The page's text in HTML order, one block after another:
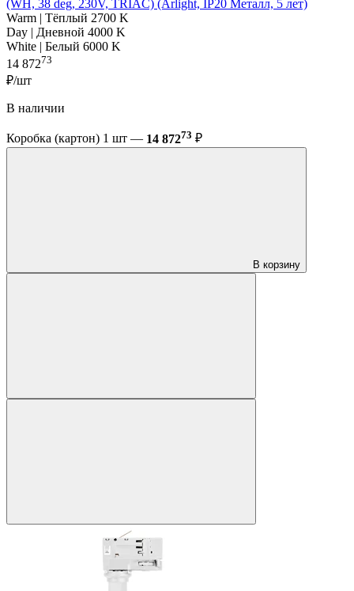
(WH, 38 deg, 230V, TRIAC) (Arlight, IP20 Металл, 5 лет)
Warm | Тёплый 2700 K
Day | Дневной 4000 K
White | Белый 6000 K
14 87273
₽/шт
В наличии
Коробка (картон) 1 шт — 14 87273 ₽
В корзину